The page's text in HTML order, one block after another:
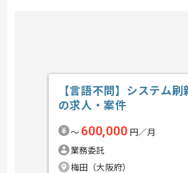
【言語不問】システム刷
の求人・案件
〜 600,000 円／月
業務委託
梅田（大阪府）